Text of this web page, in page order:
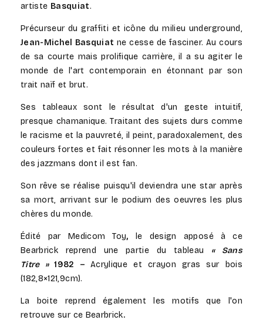
artiste Basquiat.
Précurseur du graffiti et icône du milieu underground,
Jean-Michel Basquiat ne cesse de fasciner. Au cours
de sa courte mais prolifique carrière, il a su agiter le
monde de l'art contemporain en étonnant par son
trait naïf et brut.
Ses tableaux sont le résultat d'un geste intuitif,
presque chamanique. Traitant des sujets durs comme
le racisme et la pauvreté, il peint, paradoxalement, des
couleurs fortes et fait résonner les mots à la manière
des jazzmans dont il est fan.
Son rêve se réalise puisqu'il deviendra une star après
sa mort, arrivant sur le podium des oeuvres les plus
chères du monde.
Édité par Medicom Toy, le design apposé à ce
Bearbrick reprend une partie du tableau « Sans
Titre »1982 – Acrylique et crayon gras sur bois
(182,8×121,9cm).
La boite reprend également les motifs que l'on
retrouve sur ce Bearbrick.